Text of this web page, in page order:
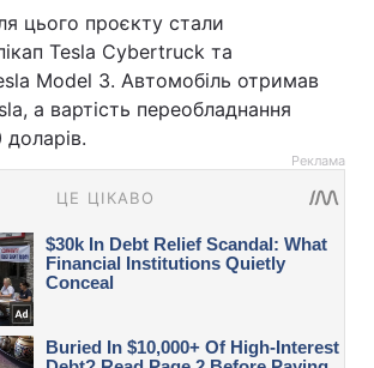
цього проєкту стали
Tesla Cybertruck та
Model 3. Автомобіль отримав
а вартість переобладнання
Реклама